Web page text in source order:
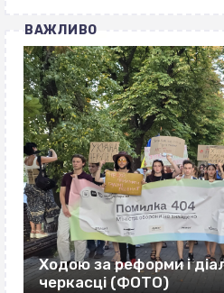
ВАЖЛИВО
Ходою за реформи і
черкасці (ФОТО)